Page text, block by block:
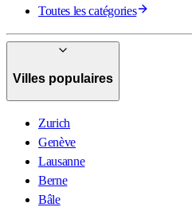
Toutes les catégories
Villes populaires
Zurich
Genève
Lausanne
Berne
Bâle